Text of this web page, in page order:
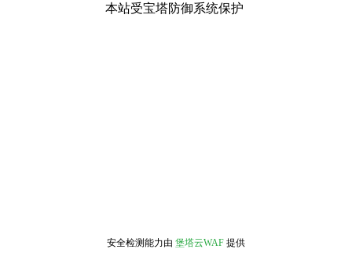
本站受宝塔防御系统保护
安全检测能力由 堡塔云WAF 提供